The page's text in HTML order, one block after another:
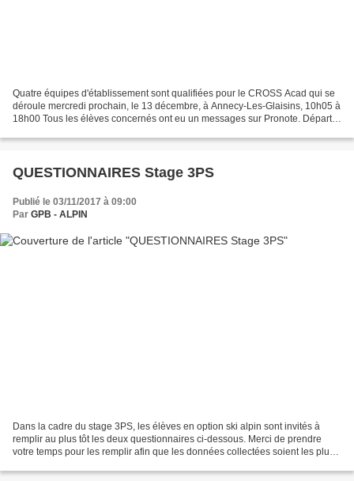
Quatre équipes d'établissement sont qualifiées pour le CROSS Acad qui se
déroule mercredi prochain, le 13 décembre, à Annecy-Les-Glaisins, 10h05 à
18h00 Tous les élèves concernés ont eu un messages sur Pronote. Départ
QUESTIONNAIRES Stage 3PS
Publié le 03/11/2017 à 09:00
Par GPB - ALPIN
Dans la cadre du stage 3PS, les élèves en option ski alpin sont invités à
remplir au plus tôt les deux questionnaires ci-dessous. Merci de prendre
votre temps pour les remplir afin que les données collectées soient les plus